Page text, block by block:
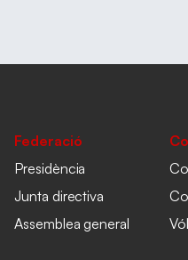
Federació
Presidència
Junta directiva
Assemblea general